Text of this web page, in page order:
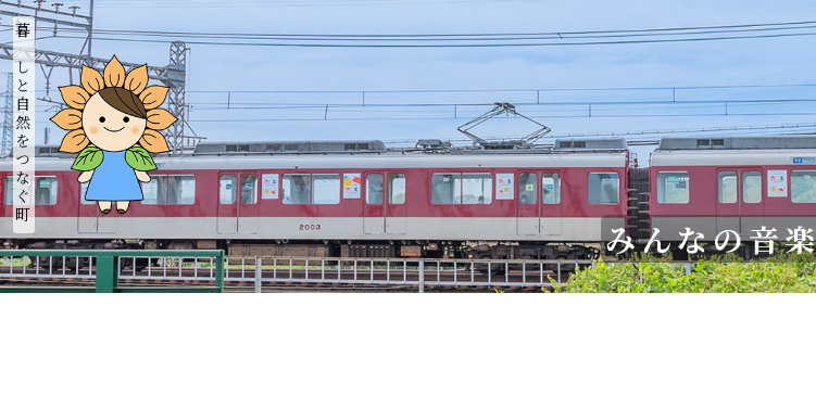
暮らしと自然をつなぐ町 新着情報
城南まちづくり協議会
城南のつどい
みんなの音